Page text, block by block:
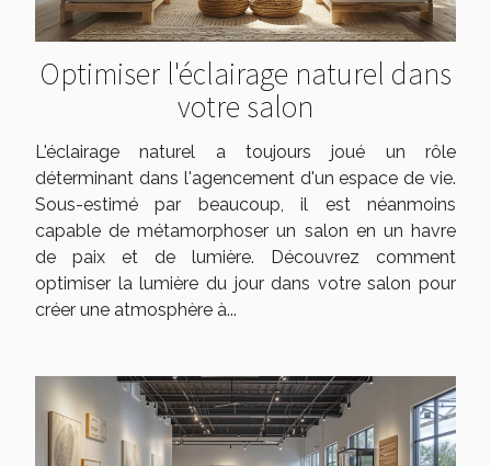
Optimiser l'éclairage naturel dans
votre salon
L'éclairage naturel a toujours joué un rôle
déterminant dans l'agencement d'un espace de vie.
Sous-estimé par beaucoup, il est néanmoins
capable de métamorphoser un salon en un havre
de paix et de lumière. Découvrez comment
optimiser la lumière du jour dans votre salon pour
créer une atmosphère à...